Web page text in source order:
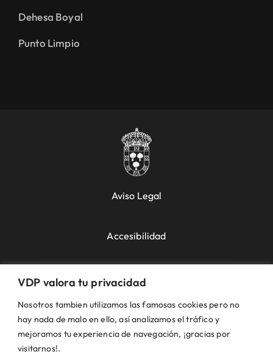
VDP valora tu privacidad
Nosotros tambien utilizamos las famosas cookies pero no
hay nada de malo en ello, así analizamos el tráfico y
mejoramos tu experiencia de navegación, ¡gracias por
visitarnos!.
Dehesa Boyal
Punto Limpio
Aviso Legal
Accesibilidad
Política de Cookies
Política de Privacidad